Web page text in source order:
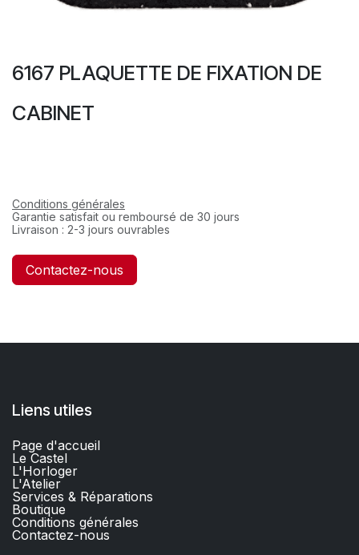
6167 PLAQUETTE DE FIXATION DE
CABINET
Conditions générales
Garantie satisfait ou remboursé de 30 jours
Livraison : 2-3 jours ouvrables
Contactez-nous
Liens utiles
Page d'accueil
Le Castel
L'Horloger
L'Atelier
Services & Réparations
Boutique
Conditions générales
Contactez-nous​